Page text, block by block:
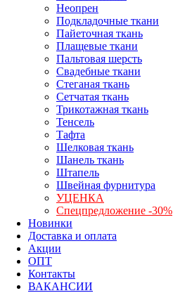
Неопрен
Подкладочные ткани
Пайеточная ткань
Плащевые ткани
Пальтовая шерсть
Свадебные ткани
Стеганая ткань
Сетчатая ткань
Трикотажная ткань
Тенсель
Тафта
Шелковая ткань
Шанель ткань
Штапель
Швейная фурнитура
УЦЕНКА
Спецпредложение -30%
Новинки
Доставка и оплата
Акции
ОПТ
Контакты
ВАКАНСИИ